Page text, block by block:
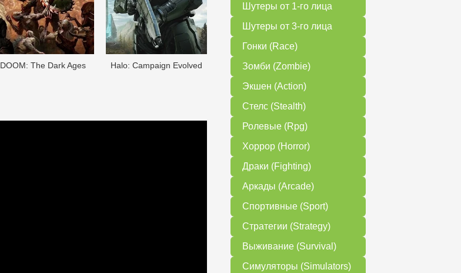
DOОM: The Dark Ages Halo: Campaign Evolved
Шутеры от 1-го лица
Шутеры от 3-го лица
Гонки (Race)
Зомби (Zombie)
Экшен (Action)
Стелс (Stealth)
Ролевые (Rpg)
Хоррор (Horror)
Драки (Fighting)
Аркады (Arcade)
Спортивные (Sport)
Стратегии (Strategy)
Выживание (Survival)
Симуляторы (Simulators)